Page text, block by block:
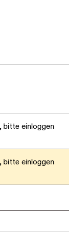
bitte einloggen
bitte einloggen